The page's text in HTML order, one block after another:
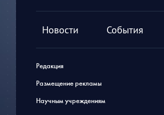
Новости События
Редакция
Размещение рекламы
Научным учреждениям